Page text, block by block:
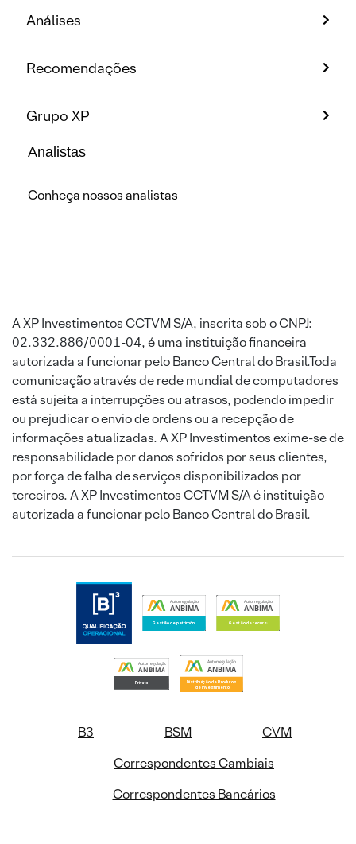
Análises
Recomendações
Grupo XP
Analistas
Conheça nossos analistas
A XP Investimentos CCTVM S/A, inscrita sob o CNPJ:
02.332.886/0001-04, é uma instituição financeira
autorizada a funcionar pelo Banco Central do Brasil.Toda
comunicação através de rede mundial de computadores
está sujeita a interrupções ou atrasos, podendo impedir
ou prejudicar o envio de ordens ou a recepção de
informações atualizadas. A XP Investimentos exime-se de
responsabilidade por danos sofridos por seus clientes,
por força de falha de serviços disponibilizados por
terceiros. A XP Investimentos CCTVM S/A é instituição
autorizada a funcionar pelo Banco Central do Brasil.
B3 BSM
CVM
Correspondentes Cambiais
Correspondentes Bancários